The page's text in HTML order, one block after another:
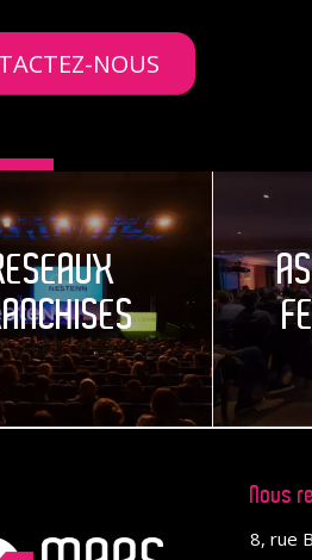
NOUS
Nous
8, rue